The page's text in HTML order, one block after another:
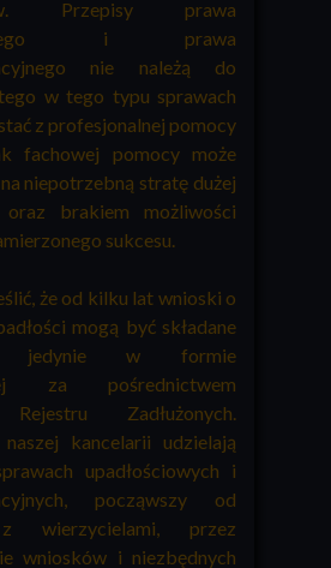
Przepisy prawa
i prawa
nie należą do
w tego typu sprawach
z profesjonalnej pomocy
fachowej pomocy może
niepotrzebną stratę dużej
brakiem możliwości
sukcesu.
że od kilku lat wnioski o
mogą być składane
jedynie w formie
za pośrednictwem
Zadłużonych.
kancelarii udzielają
upadłościowych i
począwszy od
wierzycielami, przez
wniosków i niezbędnych